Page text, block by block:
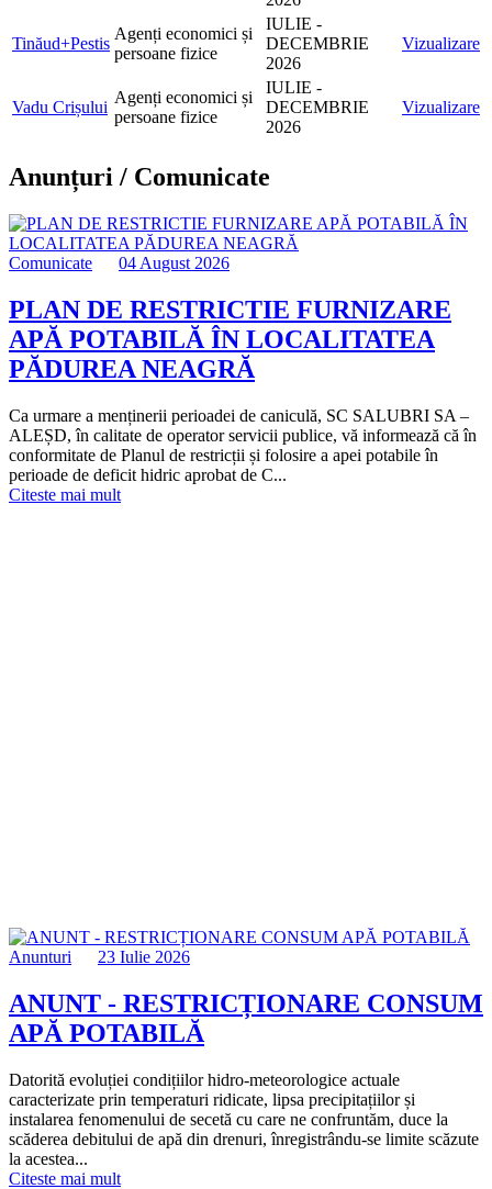
Tinăud+Pestis
Agenți economici și
persoane fizice
IULIE -
DECEMBRIE
2026
Vizualizare
Vadu Crișului
Agenți economici și
persoane fizice
IULIE -
DECEMBRIE
2026
Vizualizare
Anunțuri / Comunicate
Comunicate 04 August 2026
PLAN DE RESTRICTIE FURNIZARE
APĂ POTABILĂ ÎN LOCALITATEA
PĂDUREA NEAGRĂ
Ca urmare a menținerii perioadei de caniculă, SC SALUBRI SA –
ALEȘD, în calitate de operator servicii publice, vă informează că în
conformitate de Planul de restricții și folosire a apei potabile în
perioade de deficit hidric aprobat de C...
Citeste mai mult
Anunturi 23 Iulie 2026
ANUNT - RESTRICȚIONARE CONSUM
APĂ POTABILĂ
Datorită evoluției condițiilor hidro-meteorologice actuale
caracterizate prin temperaturi ridicate, lipsa precipitațiilor și
instalarea fenomenului de secetă cu care ne confruntăm, duce la
scăderea debitului de apă din drenuri, înregistrându-se limite scăzute
la acestea...
Citeste mai mult